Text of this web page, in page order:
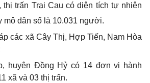
thị trấn Trại Cau có diện tích tự nhiên
mô dân số là 10.031 người.
các xã Cây Thị, Hợp Tiến, Nam Hòa
huyện Đồng Hỷ có 14 đơn vị hành
xã và 03 thị trấn.